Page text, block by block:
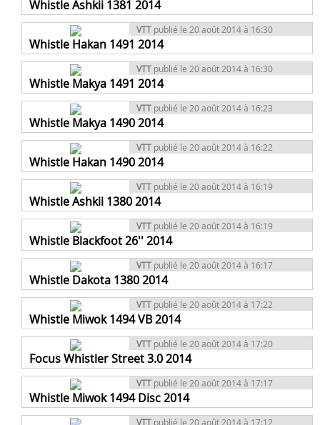
Whistle Ashkii 1381 2014
VTT publié le 20 août 2014 à 16:30
Whistle Hakan 1491 2014
VTT publié le 20 août 2014 à 16:30
Whistle Makya 1491 2014
VTT publié le 20 août 2014 à 16:23
Whistle Makya 1490 2014
VTT publié le 20 août 2014 à 16:22
Whistle Hakan 1490 2014
VTT publié le 20 août 2014 à 16:19
Whistle Ashkii 1380 2014
VTT publié le 20 août 2014 à 16:19
Whistle Blackfoot 26'' 2014
VTT publié le 20 août 2014 à 16:17
Whistle Dakota 1380 2014
VTT publié le 20 août 2014 à 17:22
Whistle Miwok 1494 VB 2014
VTT publié le 20 août 2014 à 17:20
Focus Whistler Street 3.0 2014
VTT publié le 20 août 2014 à 17:17
Whistle Miwok 1494 Disc 2014
VTT publié le 20 août 2014 à 17:12